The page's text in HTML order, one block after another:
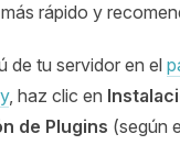
rápido y
de tu servidor en el
, haz clic en
de Plugins (según